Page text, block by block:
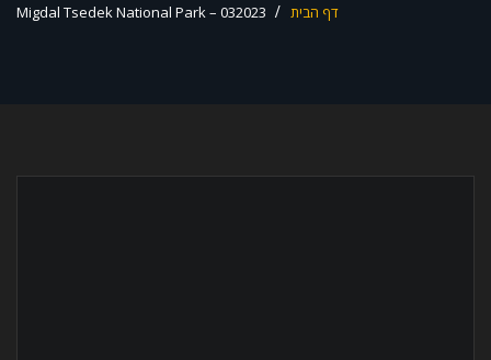
דף הבית Migdal Tsedek National Park – 032023